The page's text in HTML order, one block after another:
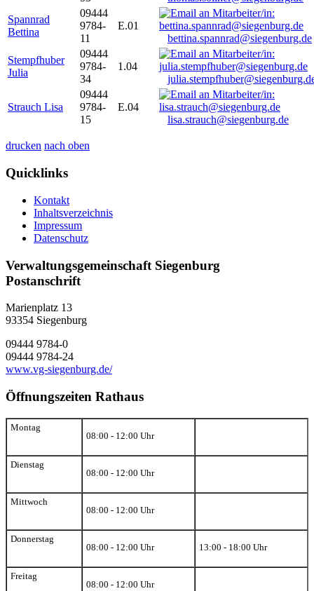
Spannrad
Bettina
09444
9784-
11
E.01
bettina.spannrad@siegenburg.de
Stempfhuber
Julia
09444
9784-
34
1.04
Strauch Lisa
09444
9784-
15
E.04
lisa.strauch@siegenburg.de
drucken nach oben
Quicklinks
Kontakt
Inhaltsverzeichnis
Impressum
Datenschutz
Verwaltungsgemeinschaft Siegenburg
Postanschrift
Marienplatz 13
93354 Siegenburg
09444 9784-0
09444 9784-24
www.vg-siegenburg.de/
Öffnungszeiten Rathaus
Montag
08:00 - 12:00 Uhr
Dienstag
08:00 - 12:00 Uhr
Mittwoch
08:00 - 12:00 Uhr
Donnerstag
08:00 - 12:00 Uhr
13:00 - 18:00 Uhr
Freitag
08:00 - 12:00 Uhr